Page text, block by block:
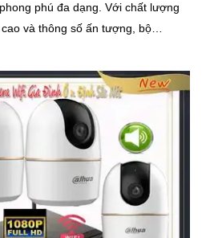
đa dạng. Với chất lượng
và thông số ấn tượng, bộ